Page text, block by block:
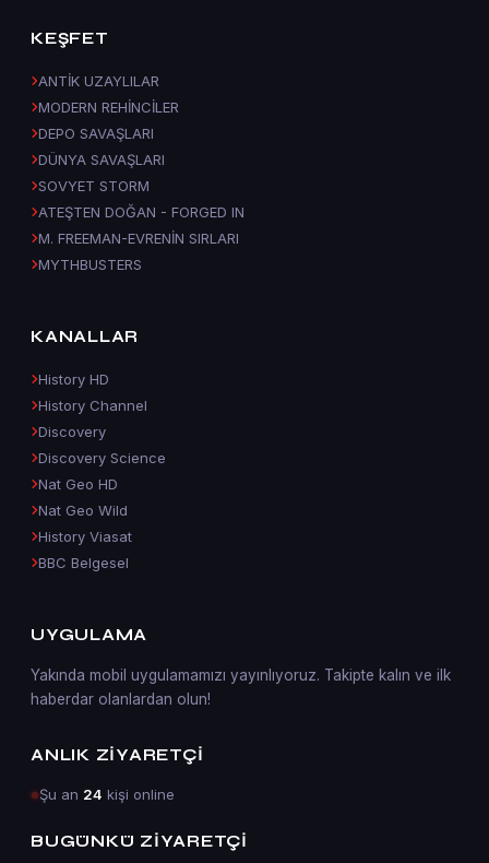
KEŞFET
ANTİK UZAYLILAR
MODERN REHİNCİLER
DEPO SAVAŞLARI
DÜNYA SAVAŞLARI
SOVYET STORM
ATEŞTEN DOĞAN - FORGED IN
M. FREEMAN-EVRENİN SIRLARI
MYTHBUSTERS
KANALLAR
History HD
History Channel
Discovery
Discovery Science
Nat Geo HD
Nat Geo Wild
History Viasat
BBC Belgesel
UYGULAMA
Yakında mobil uygulamamızı yayınlıyoruz. Takipte kalın ve ilk
haberdar olanlardan olun!
ANLIK ZIYARETÇI
Şu an 24 kişi online
BUGÜNKÜ ZIYARETÇI